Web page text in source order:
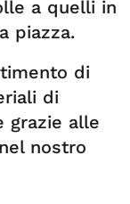
a quelli in
piazza.
di
di
grazie alle
nostro